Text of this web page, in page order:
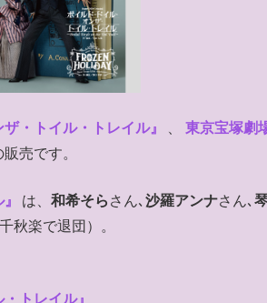
・トイル・トレイル』 、 東京宝塚劇
売です。
は、和希そら さん､沙羅アンナさん､
秋楽で退団）。
トレイル』